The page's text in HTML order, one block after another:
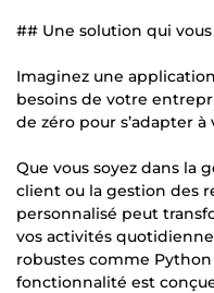
## Une solution qui
Imaginez une
besoins de votre
de zéro pour s’adapter à
Que vous soyez dans la
client ou la gestion des
personnalisé peut
vos activités
robustes comme Python
fonctionnalité est